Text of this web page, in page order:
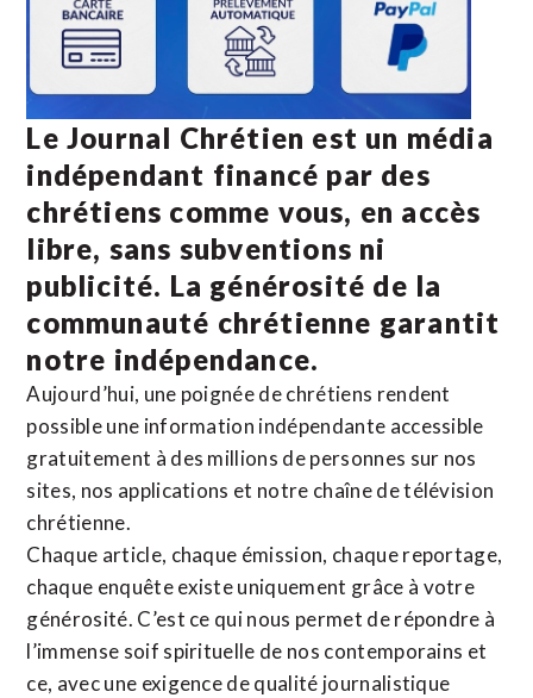
Le Journal Chrétien est un média
indépendant financé par des
chrétiens comme vous, en accès
libre, sans subventions ni
publicité. La générosité de la
communauté chrétienne garantit
notre indépendance.
Aujourd’hui, une poignée de chrétiens rendent
possible une information indépendante accessible
gratuitement à des millions de personnes sur nos
sites, nos applications et notre chaîne de télévision
chrétienne.
Chaque article, chaque émission, chaque reportage,
chaque enquête existe uniquement grâce à votre
générosité. C’est ce qui nous permet de répondre à
l’immense soif spirituelle de nos contemporains et
ce, avec une exigence de qualité journalistique